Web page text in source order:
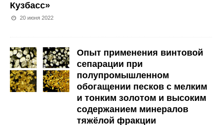
Кузбасс»
20 июня 2022
Опыт применения винтовой
сепарации при
полупромышленном
обогащении песков с мелким
и тонким золотом и высоким
содержанием минералов
тяжёлой фракции